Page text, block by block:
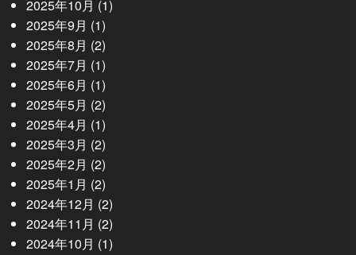
2025年10月 (1)
2025年9月 (1)
2025年8月 (2)
2025年7月 (1)
2025年6月 (1)
2025年5月 (2)
2025年4月 (1)
2025年3月 (2)
2025年2月 (2)
2025年1月 (2)
2024年12月 (2)
2024年11月 (2)
2024年10月 (1)